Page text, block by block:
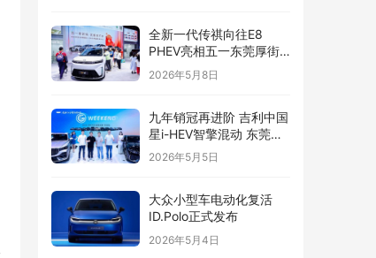
全新一代传祺向往E8
PHEV亮相五一东莞厚街
国际车展
2026年5月8日
九年销冠再进阶 吉利中国
星i-HEV智擎混动 东莞正
式上市
2026年5月5日
大众小型车电动化复活
ID.Polo正式发布
2026年5月4日